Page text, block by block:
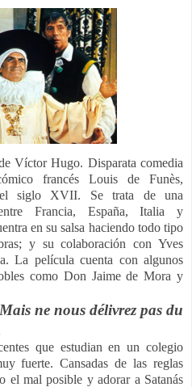
Víctor Hugo. Disparata comedia
francés Louis de Funès,
siglo XVII. Se trata de una
Francia, España, Italia y
en su salsa haciendo todo tipo
y su colaboración con Yves
La película cuenta con algunos
como Don Jaime de Mora y
Mais ne nous délivrez pas du
que estudian en un colegio
fuerte. Cansadas de las reglas
el mal posible y adorar a Satanás